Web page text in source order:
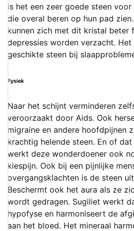
is het een zeer goede steen voor
die overal beren op hun pad
kunnen zich met dit kristal beter
depressies worden verzacht.
geschikte steen bij
Fysiek
Naar het schijnt verminderen
veroorzaakt door Aids. Ook
migraine en andere hoofdpijnen
krachtig helende steen. En of
werkt deze wonderdoener ook
kiespijn. Ook bij een pijnlijke
overgangsklachten is de steen
Beschermt ook het aura als ze
wordt gedragen. Sugiliet werkt
hypofyse en harmoniseert de
aan het bloed. Het mineraal